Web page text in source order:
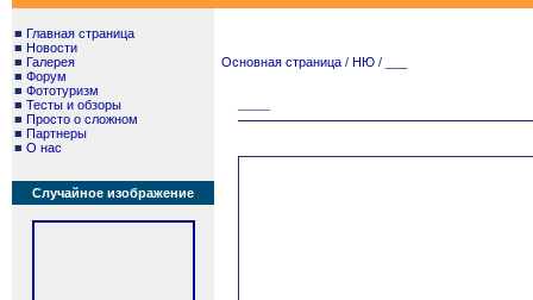
■ Главная страница
■ Новости
■ Галерея
■ Форум
■ Фототуризм
■ Тесты и обзоры
■ Просто о сложном
■ Партнеры
■ О нас
Случайное изображение
Основная страница / НЮ / ___